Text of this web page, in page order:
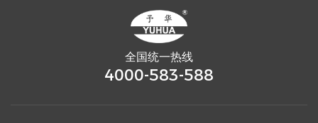
全国统一热线
4000-583-588